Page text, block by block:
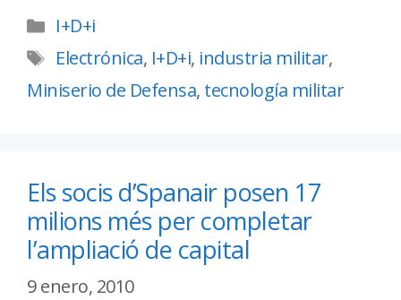
I+D+i
Electrónica, I+D+i, industria militar,
Miniserio de Defensa, tecnología militar
Els socis d’Spanair posen 17
milions més per completar
l’ampliació de capital
9 enero, 2010